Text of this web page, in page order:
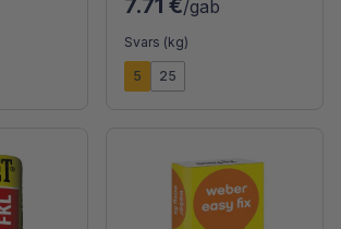
7.71 €/gab
Svars (kg)
5 25